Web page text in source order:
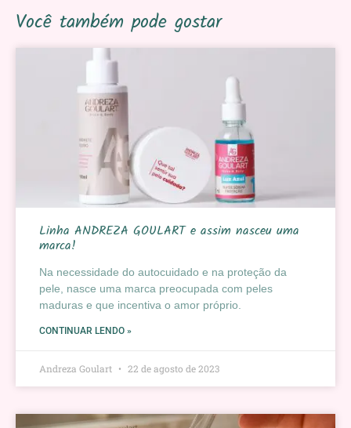
Você também pode gostar
Linha ANDREZA GOULART e assim nasceu uma
marca!
Na necessidade do autocuidado e na proteção da
pele, nasce uma marca preocupada com peles
maduras e que incentiva o amor próprio.
CONTINUAR LENDO »
Andreza Goulart 22 de agosto de 2023